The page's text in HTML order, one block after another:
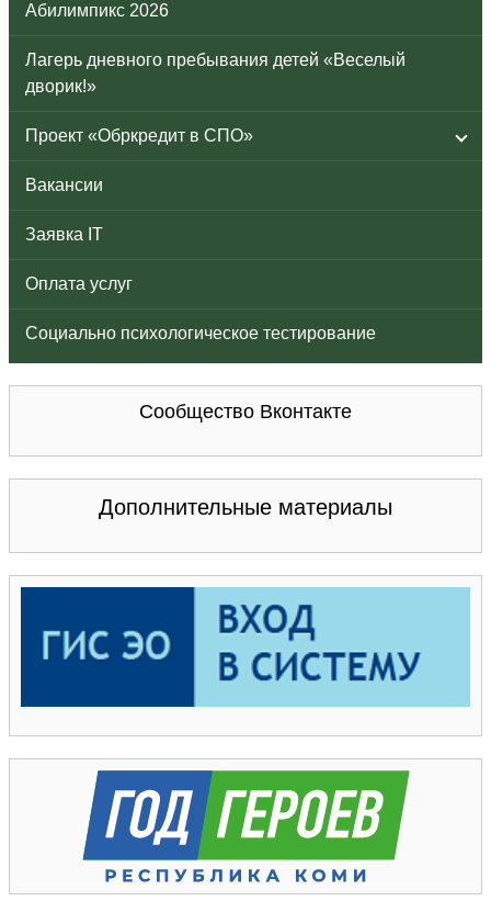
Абилимпикс 2026
Лагерь дневного пребывания детей «Веселый
дворик!»
Проект «Обркредит в СПО»
Вакансии
Заявка IT
Оплата услуг
Социально психологическое тестирование
Сообщество Вконтакте
Дополнительные материалы